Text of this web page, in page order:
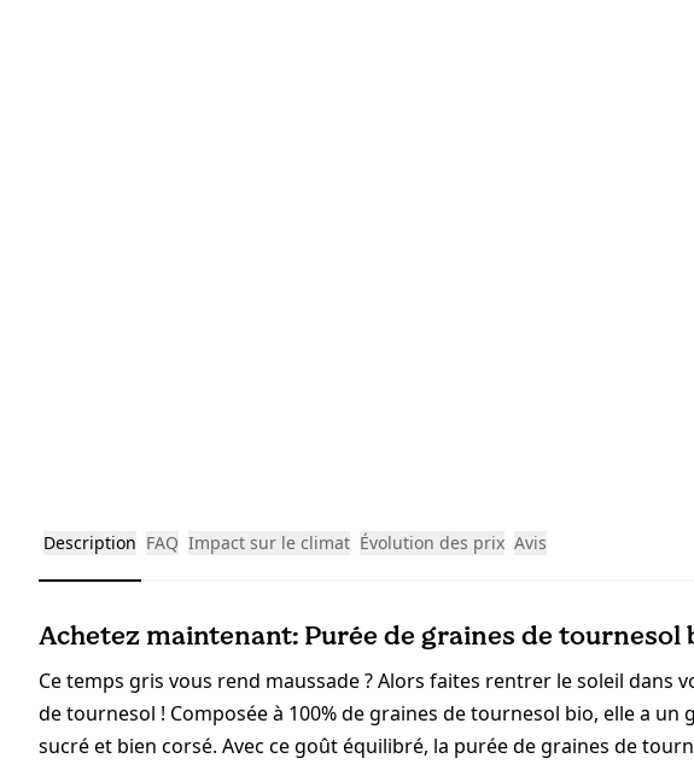
Description FAQ Impact sur le climat Évolution des prix Avis
Achetez maintenant: Purée de graines de tournesol
Ce temps gris vous rend maussade ? Alors faites rentrer le soleil dans
de tournesol ! Composée à 100% de graines de tournesol bio, elle a
sucré et bien corsé. Avec ce goût équilibré, la purée de graines de